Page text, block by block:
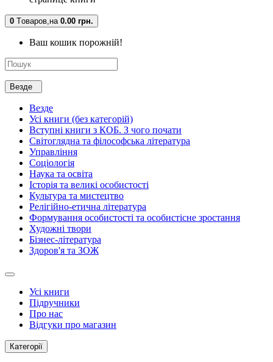
0 Tоваров,на 0.00 грн.
Ваш кошик порожній!
Везде
Везде
Усі книги (без категорій)
Вступні книги з КОБ. З чого почати
Світоглядна та філософська література
Управління
Соціологія
Наука та освіта
Історія та великі особистості
Культура та мистецтво
Релігійно-етична література
Формування особистості та особистісне зростання
Художні твори
Бізнес-література
Здоров'я та ЗОЖ
Усі книги
Підручники
Про нас
Відгуки про магазин
Категорії